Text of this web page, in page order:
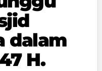
dalam
H.